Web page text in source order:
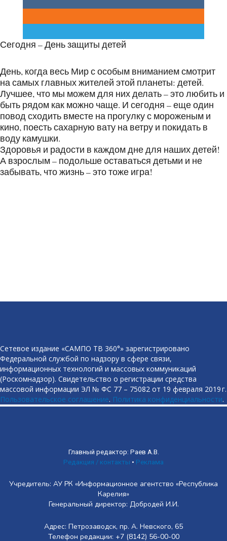
Сегодня – День защиты детей
День, когда весь Мир с особым вниманием смотрит
на самых главных жителей этой планеты: детей.
Лучшее, что мы можем для них делать – это любить и
быть рядом как можно чаще. И сегодня – еще один
повод сходить вместе на прогулку с мороженым и
кино, поесть сахарную вату на ветру и покидать в
воду камушки.
Здоровья и радости в каждом дне для наших детей!
А взрослым – подольше оставаться детьми и не
забывать, что жизнь – это тоже игра!
Сетевое издание «САМПО ТВ 360°» зарегистрировано
Федеральной службой по надзору в сфере связи,
информационных технологий и массовых коммуникаций
(Роскомнадзор). Свидетельство о регистрации средства
массовой информации ЭЛ № ФС 77 – 75082 от 19 февраля 2019 г.
Пользовательское соглашение. Политика конфиденциальности.
Главный редактор: Раев А.В.
Редакция / контакты • Реклама
Учредитель: АУ РК «Информационное агентство «Республика
Карелия»
Генеральный директор: Добродей И.И.
Адрес: Петрозаводск, пр. А. Невского, 65
Телефон редакции: +7 (8142) 56-00-00